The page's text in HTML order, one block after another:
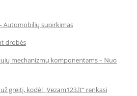
Automobilių supirkimas
drobės
mechanizmų komponentams – Nuo
greitį, kodėl „Vezam123.lt“ renkasi